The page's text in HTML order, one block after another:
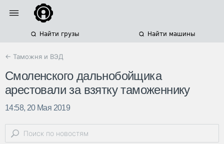
Найти грузы Найти машины
← Таможня и ВЭД
Смоленского дальнобойщика
арестовали за взятку таможеннику
14:58, 20 Мая 2019